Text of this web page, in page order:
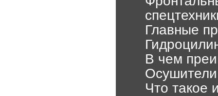
Главные
В чем
Что такое